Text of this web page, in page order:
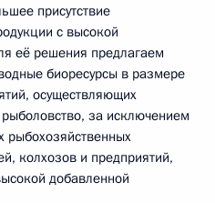
присутствие
с высокой
её решения предлагаем
биоресурсы в размере
осуществляющих
за исключением
рыбохозяйственных
колхозов и предприятий,
добавленной